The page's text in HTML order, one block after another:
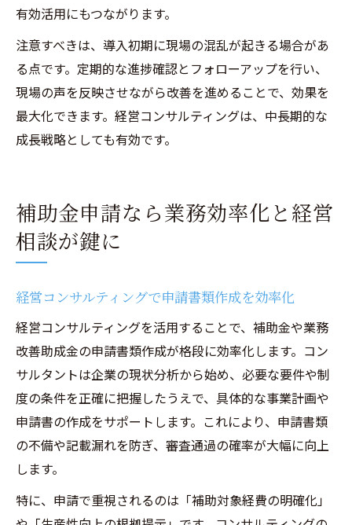
有効活用にもつながります。
注意すべきは、導入初期に現場の混乱が起きる場合があ
る点です。定期的な進捗確認とフォローアップを行い、
現場の声を反映させながら改善を進めることで、効果を
最大化できます。経営コンサルティングは、中長期的な
成長戦略としても有効です。
補助金申請なら業務効率化と経営
相談が鍵に
経営コンサルティングで申請書類作成を効率化
経営コンサルティングを活用することで、補助金や業務
改善助成金の申請書類作成が格段に効率化します。コン
サルタントは企業の現状分析から始め、必要な要件や制
度の条件を正確に把握したうえで、具体的な事業計画や
申請書の作成をサポートします。これにより、申請書類
の不備や記載漏れを防ぎ、審査通過の確率が大幅に向上
します。
特に、申請で重視されるのは「補助対象経費の明確化」